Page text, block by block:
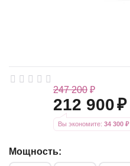
247 200 ₽
212 900₽
Вы экономите: 34 300 ₽
Мощность: